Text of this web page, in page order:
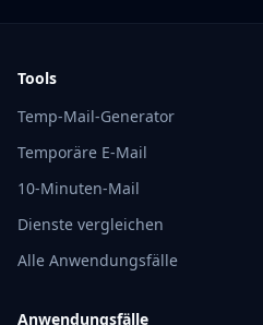
Tools
Temp-Mail-Generator
Temporäre E-Mail
10-Minuten-Mail
Dienste vergleichen
Alle Anwendungsfälle
Anwendungsfälle